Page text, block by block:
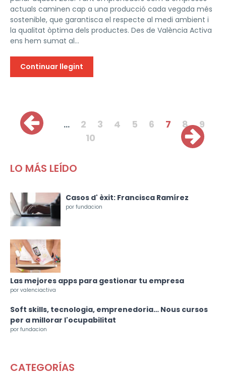
actuals caminen cap a una producció cada vegada més
sostenible, que garantisca el respecte al medi ambient i
la qualitat òptima dels productes. Des de València Activa
ens hem sumat al...
Continuar llegint
Pàgines … 2 3 4 5 6 7 8
9
10
LO MÁS LEÍDO
Casos d' èxit: Francisca Ramírez
por fundacion
Las mejores apps para gestionar tu empresa
por valenciactiva
Soft skills, tecnologia, emprenedoria… Nous cursos
per a millorar l'ocupabilitat
por fundacion
CATEGORÍAS